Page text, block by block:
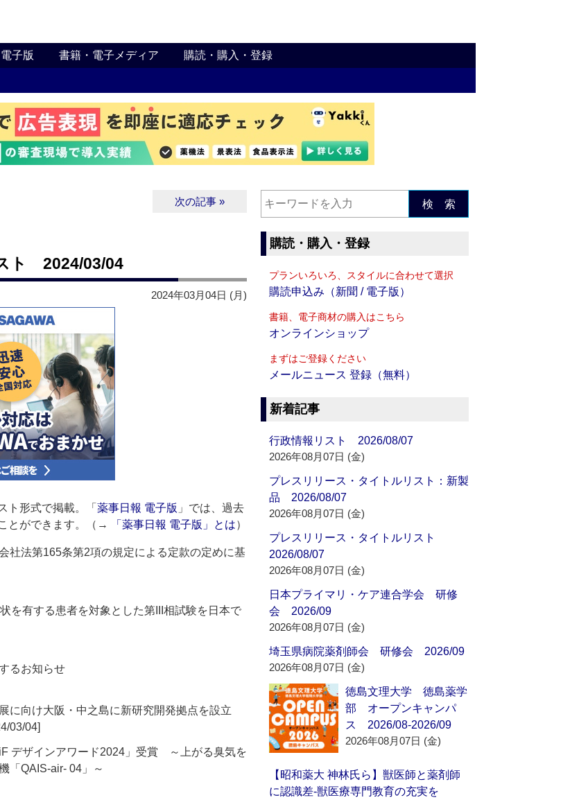
子版 書籍・電子メディア 購読・購入・登録
次の記事 »
ト 2024/03/04
2024年03月04日 (月)
形式で掲載。「 薬事日報 電子版 」では、過去
とができます。（→
「薬事日報 電子版」とは）
社法第165条第2項の規定による定款の定めに基
有する患者を対象とした第III相試験を日本で
るお知らせ
に向け大阪・中之島に新研究開発拠点を設立
03/04]
デザインアワード2024」受賞 ～上がる臭気を
「QAIS-air- 04」～
検 索
購読・購入・登録
プランいろいろ、スタイルに合わせて選択
購読申込み（新聞 / 電子版）
書籍、電子商材の購入はこちら
オンラインショップ
まずはご登録ください
メールニュース 登録（無料）
新着記事
行政情報リスト 2026/08/07
2026年08月07日 (金)
プレスリリース・タイトルリスト：新製
品 2026/08/07
2026年08月07日 (金)
プレスリリース・タイトルリスト
2026/08/07
2026年08月07日 (金)
日本プライマリ・ケア連合学会 研修
会 2026/09
2026年08月07日 (金)
埼玉県病院薬剤師会 研修会 2026/09
2026年08月07日 (金)
徳島文理大学 徳島薬学
部 オープンキャンパ
ス 2026/08-2026/09
2026年08月07日 (金)
【昭和薬大 神林氏ら】獣医師と薬剤師
に認識差‐獣医療専門教育の充実を